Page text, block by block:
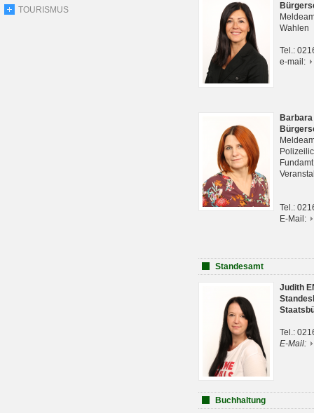
TOURISMUS
Wahlen
Tel.:
e-mail:
Tel.:
E-Mail:
Standesamt
Judith
Tel.:
E-Mail:
Buchhaltung